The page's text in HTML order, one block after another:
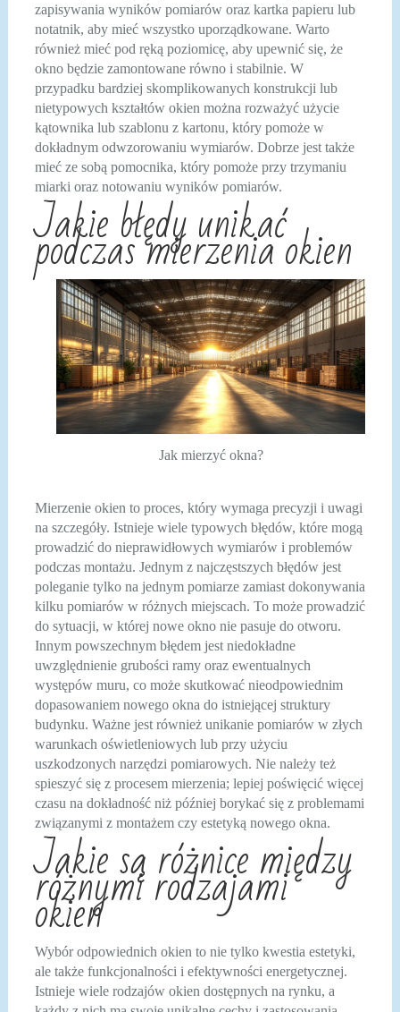
zapisywania wyników pomiarów oraz kartka papieru lub
notatnik, aby mieć wszystko uporządkowane. Warto
również mieć pod ręką poziomicę, aby upewnić się, że
okno będzie zamontowane równo i stabilnie. W
przypadku bardziej skomplikowanych konstrukcji lub
nietypowych kształtów okien można rozważyć użycie
kątownika lub szablonu z kartonu, który pomoże w
dokładnym odwzorowaniu wymiarów. Dobrze jest także
mieć ze sobą pomocnika, który pomoże przy trzymaniu
miarki oraz notowaniu wyników pomiarów.
Jakie błędy unikać
podczas mierzenia okien
Jak mierzyć okna?
Mierzenie okien to proces, który wymaga precyzji i uwagi
na szczegóły. Istnieje wiele typowych błędów, które mogą
prowadzić do nieprawidłowych wymiarów i problemów
podczas montażu. Jednym z najczęstszych błędów jest
poleganie tylko na jednym pomiarze zamiast dokonywania
kilku pomiarów w różnych miejscach. To może prowadzić
do sytuacji, w której nowe okno nie pasuje do otworu.
Innym powszechnym błędem jest niedokładne
uwzględnienie grubości ramy oraz ewentualnych
występów muru, co może skutkować nieodpowiednim
dopasowaniem nowego okna do istniejącej struktury
budynku. Ważne jest również unikanie pomiarów w złych
warunkach oświetleniowych lub przy użyciu
uszkodzonych narzędzi pomiarowych. Nie należy też
spieszyć się z procesem mierzenia; lepiej poświęcić więcej
czasu na dokładność niż później borykać się z problemami
związanymi z montażem czy estetyką nowego okna.
Jakie są różnice między
różnymi rodzajami
okien
Wybór odpowiednich okien to nie tylko kwestia estetyki,
ale także funkcjonalności i efektywności energetycznej.
Istnieje wiele rodzajów okien dostępnych na rynku, a